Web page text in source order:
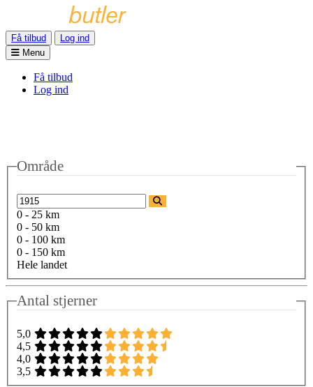
Få tilbud
Log ind
Menu
Få tilbud
Log ind
Område
0 - 25 km
0 - 50 km
0 - 100 km
0 - 150 km
Hele landet
Antal stjerner
5,0
4,5
4,0
3,5